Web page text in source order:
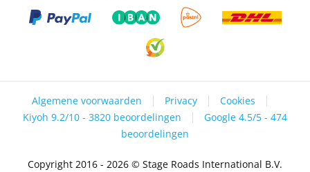
Algemene voorwaarden Privacy
Cookies
Kiyoh 9.2/10 - 3820 beoordelingen
Google 4.5/5 - 474
beoordelingen
Copyright 2016 - 2026 © Stage Roads International B.V.